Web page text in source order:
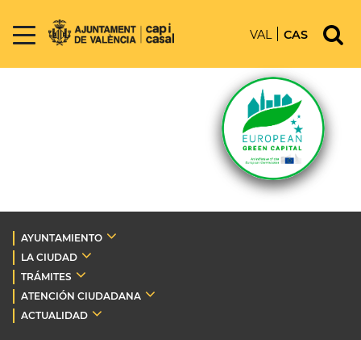
VAL CAS
AYUNTAMIENTO
LA CIUDAD
TRÁMITES
ATENCIÓN CIUDADANA
ACTUALIDAD